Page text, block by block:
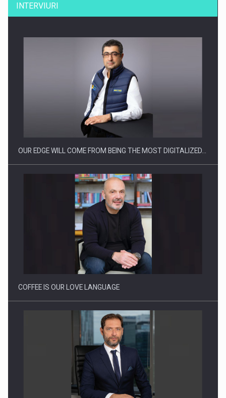
Producatorii si comerciantii care nu se supun noilor
Proteinmaxxing and the Future of Protein Demand
INTERVIURI
OUR EDGE WILL COME FROM BEING THE MOST DIGITALIZED…
COFFEE IS OUR LOVE LANGUAGE